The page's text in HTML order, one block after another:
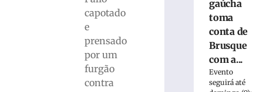
capotado
e
prensado
por um
furgão
contra
gaúcha
toma
conta de
Brusque
com a...
Evento
seguirá até